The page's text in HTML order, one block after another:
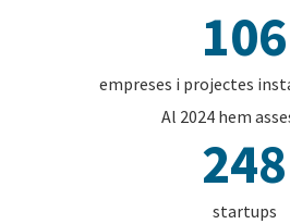
106
empreses i projectes
Al 2024 hem
248
startups